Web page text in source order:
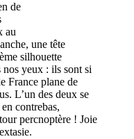
de
au
une tête
silhouette
nos yeux : ils sont si
France plane de
L’un des deux se
contrebas,
percnoptère ! Joie